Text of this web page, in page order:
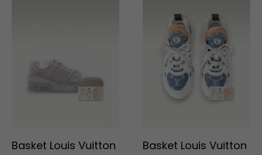
Basket Louis Vuitton Basket Louis Vuitton